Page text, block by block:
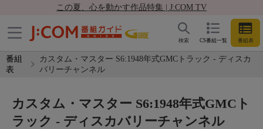
この夏、心を動かす作品特集 | J:COM TV
CS番組一覧 番組表
検索
番組
表
カスタム・マスター S6:1948年式GMCトラック - ディスカ
バリーチャンネル
カスタム・マスター S6:1948年式GMCト
ラック - ディスカバリーチャンネル